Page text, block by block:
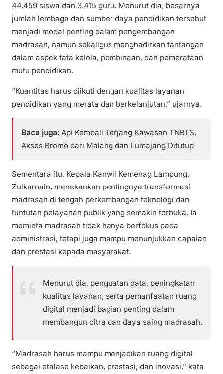
44.459 siswa dan 3.415 guru. Menurut dia, besarnya
jumlah lembaga dan sumber daya pendidikan tersebut
menjadi modal penting dalam pengembangan
madrasah, namun sekaligus menghadirkan tantangan
dalam aspek tata kelola, pembinaan, dan pemerataan
mutu pendidikan.
“Kuantitas harus diikuti dengan kualitas layanan
pendidikan yang merata dan berkelanjutan,” ujarnya.
Baca juga: Api Kembali Terjang Kawasan TNBTS,
Akses Bromo dari Malang dan Lumajang Ditutup
Sementara itu, Kepala Kanwil Kemenag Lampung,
Zulkarnain, menekankan pentingnya transformasi
madrasah di tengah perkembangan teknologi dan
tuntutan pelayanan publik yang semakin terbuka. Ia
meminta madrasah tidak hanya berfokus pada
administrasi, tetapi juga mampu menunjukkan capaian
dan prestasi kepada masyarakat.
Menurut dia, penguatan data, peningkatan
kualitas layanan, serta pemanfaatan ruang
digital menjadi bagian penting dalam
membangun citra dan daya saing madrasah.
“Madrasah harus mampu menjadikan ruang digital
sebagai etalase kebaikan, prestasi, dan inovasi,” kata